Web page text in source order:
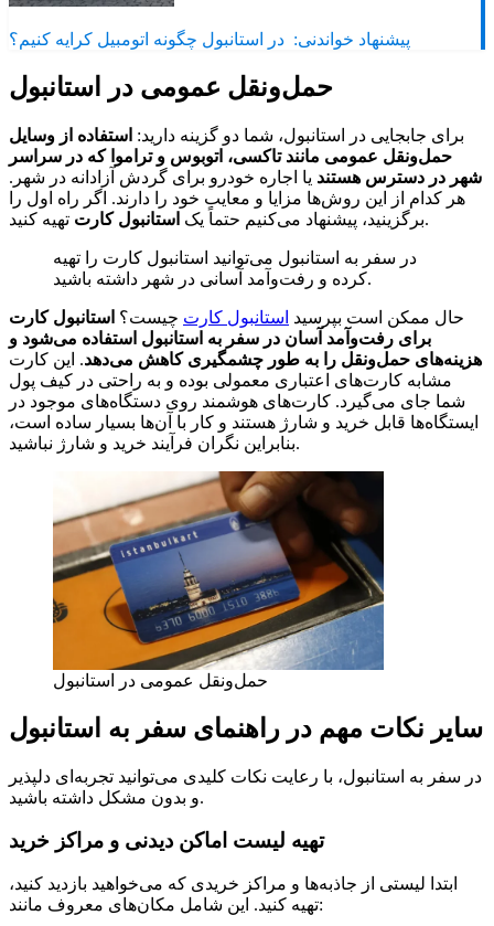
پیشنهاد خواندنی: در استانبول چگونه اتومبیل کرایه کنیم؟
حمل‌ونقل عمومی در استانبول
برای جابجایی در استانبول، شما دو گزینه دارید: استفاده از وسایل
حمل‌ونقل عمومی مانند تاکسی، اتوبوس و تراموا که در سراسر
شهر در دسترس هستند یا اجاره خودرو برای گردش آزادانه در شهر.
هر کدام از این روش‌ها مزایا و معایب خود را دارند. اگر راه اول را
برگزینید، پیشنهاد می‌کنیم حتماً یک استانبول کارت تهیه کنید.
در سفر به استانبول می‌توانید استانبول کارت را تهیه
کرده و رفت‌وآمد آسانی در شهر داشته باشید.
حال ممکن است بپرسید استانبول کارت چیست؟ استانبول کارت
برای رفت‌وآمد آسان در سفر به استانبول استفاده می‌شود و
هزینه‌های حمل‌ونقل را به طور چشمگیری کاهش می‌دهد. این کارت
مشابه کارت‌های اعتباری معمولی بوده و به راحتی در کیف پول
شما جای می‌گیرد. کارت‌های هوشمند روی دستگاه‌های موجود در
ایستگاه‌ها قابل خرید و شارژ هستند و کار با آن‌ها بسیار ساده است،
بنابراین نگران فرآیند خرید و شارژ نباشید.
حمل‌ونقل عمومی در استانبول
سایر نکات مهم در راهنمای سفر به استانبول
در سفر به استانبول، با رعایت نکات کلیدی می‌توانید تجربه‌ای دلپذیر
و بدون مشکل داشته باشید.
تهیه لیست اماکن دیدنی و مراکز خرید
ابتدا لیستی از جاذبه‌ها و مراکز خریدی که می‌خواهید بازدید کنید،
تهیه کنید. این شامل مکان‌های معروف مانند: